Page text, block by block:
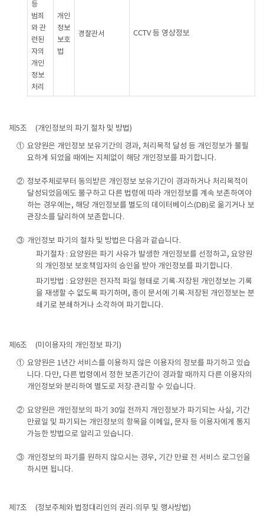
등
범죄
와 관
련된
자의
개인
정보
처리
개인
정보
보호
법
경찰관서 CCTV 등 영상정보
제5조
(개인정보의 파기 절차 및 방법)
① 요양원은 개인정보 보유기간의 경과, 처리목적 달성 등 개인정보가 불필
요하게 되었을 때에는 지체없이 해당 개인정보를 파기합니다.
② 정보주체로부터 동의받은 개인정보 보유기간이 경과하거나 처리목적이
달성되었음에도 불구하고 다른 법령에 따라 개인정보를 계속 보존하여야
하는 경우에는, 해당 개인정보를 별도의 데이터베이스(DB)로 옮기거나 보
관장소를 달리하여 보존합니다.
③ 개인정보 파기의 절차 및 방법은 다음과 같습니다.
파기절차 : 요양원은 파기 사유가 발생한 개인정보를 선정하고, 요양원
의 개인정보 보호책임자의 승인을 받아 개인정보를 파기합니다.
파기방법 : 요양원은 전자적 파일 형태로 기록·저장된 개인정보는 기록
을 재생할 수 없도록 파기하며, 종이 문서에 기록·저장된 개인정보는 분
쇄기로 분쇄하거나 소각하여 파기합니다.
제6조
(미이용자의 개인정보 파기)
① 요양원은 1년간 서비스를 이용하지 않은 이용자의 정보를 파기하고 있습
니다. 다만, 다른 법령에서 정한 보존기간이 경과할 때까지 다른 이용자의
개인정보와 분리하여 별도로 저장·관리할 수 있습니다.
② 요양원은 개인정보의 파기 30일 전까지 개인정보가 파기되는 사실, 기간
만료일 및 파기되는 개인정보의 항목을 이메일, 문자 등 이용자에게 통지
가능한 방법으로 알리고 있습니다.
③ 개인정보의 파기를 원하지 않으시는 경우, 기간 만료 전 서비스 로그인을
하시면 됩니다.
제7조 (정보주체와 법정대리인의 권리·의무 및 행사방법)